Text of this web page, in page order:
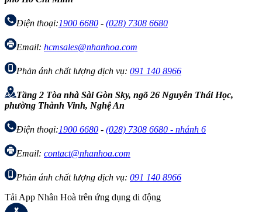
Điện thoại:1900 6680 - (028) 7308 6680
Email: hcmsales@nhanhoa.com
Phản ánh chất lượng dịch vụ: 091 140 8966
Tầng 2 Tòa nhà Sài Gòn Sky, ngõ 26 Nguyễn Thái Học,
phường Thành Vinh, Nghệ An
Điện thoại:1900 6680 - (028) 7308 6680 - nhánh 6
Email: contact@nhanhoa.com
Phản ánh chất lượng dịch vụ: 091 140 8966
Tải App Nhân Hoà trên ứng dụng di động